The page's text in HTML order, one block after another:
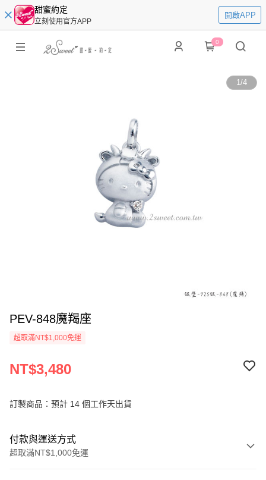
甜蜜約定
立刻使用官方APP
開啟APP
0
1/4
PEV-848魔羯座
超取滿NT$1,000免運
NT$3,480
訂製商品：預計 14 個工作天出貨
付款與運送方式
超取滿NT$1,000免運